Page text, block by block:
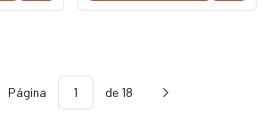
Página de 18